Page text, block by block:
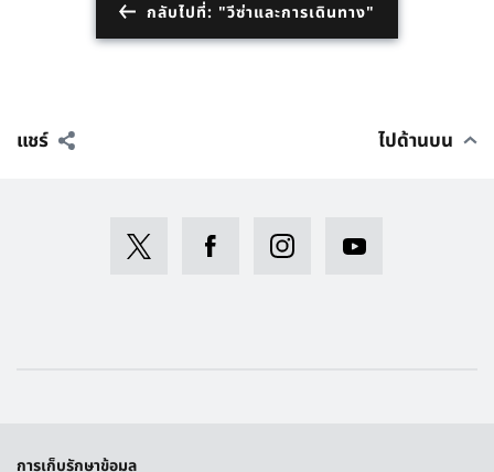
กลับไปที่: "วีซ่าและการเดินทาง"
แชร์ ไปด้านบน
การเก็บรักษาข้อมูล